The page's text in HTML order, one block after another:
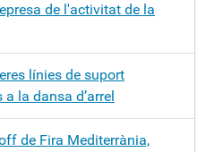
de l'activitat de la
línies de suport
la dansa d’arrel
de Fira Mediterrània,